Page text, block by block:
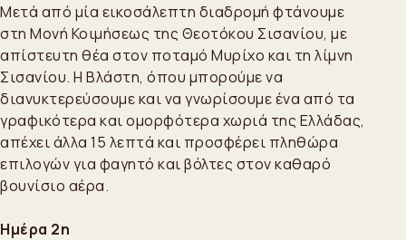
Μετά από μία εικοσάλεπτη διαδρομή φτάνουμε
στη Μονή Κοιμήσεως της Θεοτόκου Σισανίου, με
απίστευτη θέα στον ποταμό Μυρίχο και τη λίμνη
Σισανίου. Η Βλάστη, όπου μπορούμε να
διανυκτερεύσουμε και να γνωρίσουμε ένα από τα
γραφικότερα και ομορφότερα χωριά της Ελλάδας,
απέχει άλλα 15 λεπτά και προσφέρει πληθώρα
επιλογών για φαγητό και βόλτες στον καθαρό
βουνίσιο αέρα.
Ημέρα 2η